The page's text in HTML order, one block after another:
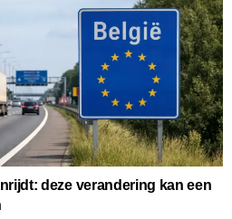
deze verandering kan een